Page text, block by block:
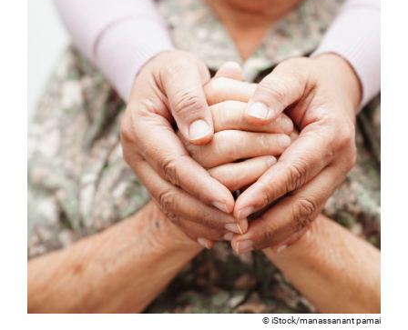
iStock/manassanant pamai